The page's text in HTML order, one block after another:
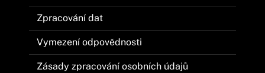
Zpracování dat
Vymezení odpovědnosti
Zásady zpracování osobních údajů